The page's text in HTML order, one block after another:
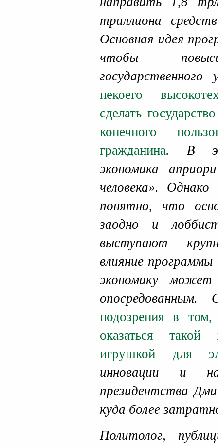
триллиона
Основная идея
чтобы
некоего
сделать
конечного
гражданина. В
экономика
человека».
понятно, что
заодно и
выступают
влияние
экономику
подозрения в
оказаться такой
игрушкой для
инновации и
президентства
куда более
Политолог,